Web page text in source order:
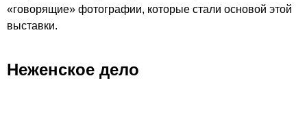
«говорящие» фотографии, которые стали основой этой
выставки.
Неженское дело